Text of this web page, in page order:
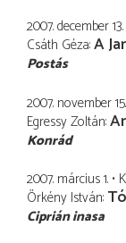
2007. december 13.
Csáth Géza A
Postás
2007. november 15.
Egressy Zoltán
Konrád
2007. március 1.
Örkény István
Ciprián inasa